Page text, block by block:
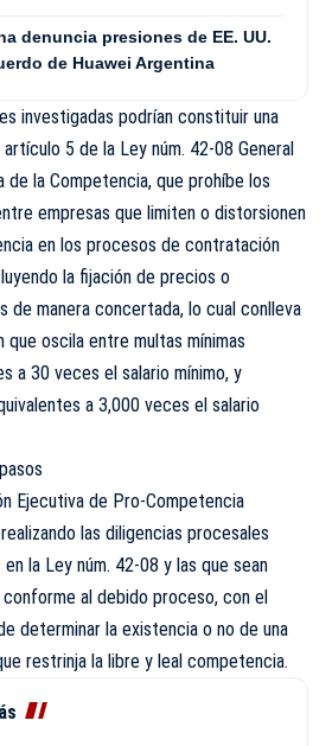
denuncia presiones de EE. UU.
de Huawei Argentina
investigadas podrían constituir una
5 de la Ley núm. 42-08 General
de la Competencia, que prohíbe los
empresas que limiten o distorsionen
en los procesos de contratación
la fijación de precios o
de manera concertada, lo cual conlleva
que oscila entre multas mínimas
a 30 veces el salario mínimo, y
a 3,000 veces el salario
Ejecutiva de Pro-Competencia
las diligencias procesales
la Ley núm. 42-08 y las que sean
conforme al debido proceso, con el
determinar la existencia o no de una
restrinja la libre y leal competencia.